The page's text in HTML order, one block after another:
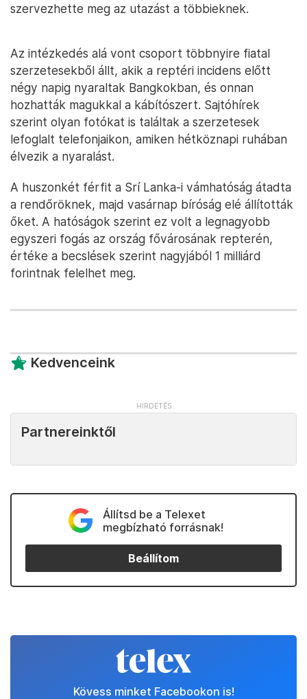
szervezhette meg az utazást a többieknek.
Az intézkedés alá vont csoport többnyire fiatal
szerzetesekből állt, akik a reptéri incidens előtt
négy napig nyaraltak Bangkokban, és onnan
hozhatták magukkal a kábítószert. Sajtóhírek
szerint olyan fotókat is találtak a szerzetesek
lefoglalt telefonjaikon, amiken hétköznapi ruhában
élvezik a nyaralást.
A huszonkét férfit a Srí Lanka-i vámhatóság átadta
a rendőröknek, majd vasárnap bíróság elé állították
őket. A hatóságok szerint ez volt a legnagyobb
egyszeri fogás az ország fővárosának repterén,
értéke a becslések szerint nagyjából 1 milliárd
forintnak felelhet meg.
Kedvenceink
Partnereinktől
Állítsd be a Telexet
megbízható forrásnak!
Beállítom
Kövess minket Facebookon is!